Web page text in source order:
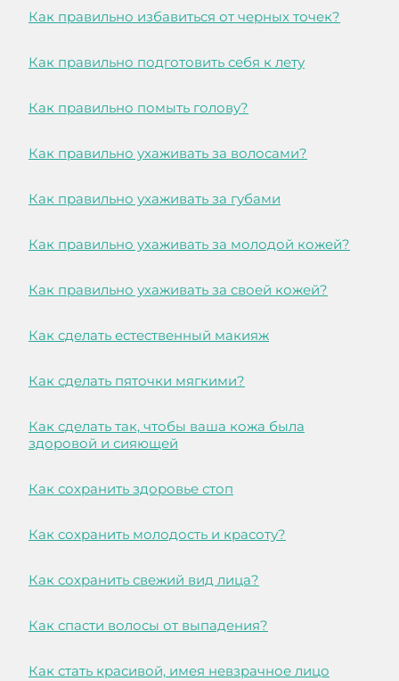
Как правильно избавиться от черных точек?
Как правильно подготовить себя к лету
Как правильно помыть голову?
Как правильно ухаживать за волосами?
Как правильно ухаживать за губами
Как правильно ухаживать за молодой кожей?
Как правильно ухаживать за своей кожей?
Как сделать естественный макияж
Как сделать пяточки мягкими?
Как сделать так, чтобы ваша кожа была
здоровой и сияющей
Как сохранить здоровье стоп
Как сохранить молодость и красоту?
Как сохранить свежий вид лица?
Как спасти волосы от выпадения?
Как стать красивой, имея невзрачное лицо